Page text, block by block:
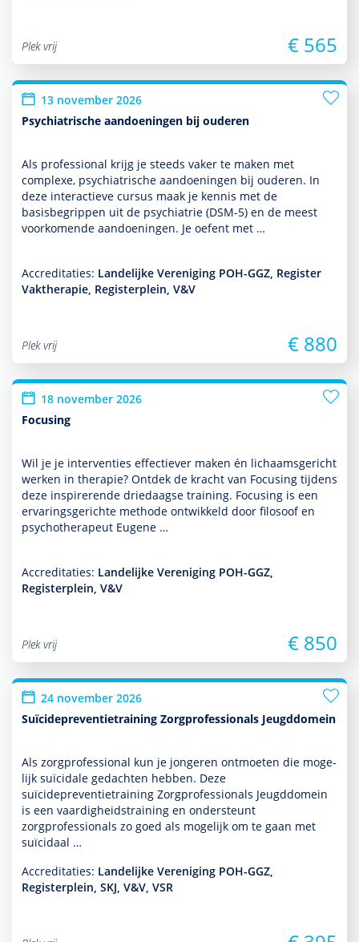
Plek vrij € 565
13 november 2026
Psychiatrische aandoeningen bij ouderen
Als professional krijg je steeds vaker te maken met
complexe, psychia­trische aan­doeningen bij ouderen. In
deze interactieve cursus maak je kennis met de
basisbegrippen uit de psychia­trie (DSM-5) en de meest
voor­komende aan­doeningen. Je oefent met …
Accreditaties: Landelijke Vereniging POH-GGZ, Register
Vaktherapie, Registerplein, V&V
Plek vrij € 880
18 november 2026
Focusing
Wil je je inter­venties effectiever maken én lichaamsgericht
werken in thera­pie? Ontdek de kracht van Focusing tijdens
deze inspirerende driedaagse training. Focusing is een
ervaringsgerichte methode ontwik­keld door filosoof en
psycho­thera­peut Eugene …
Accreditaties: Landelijke Vereniging POH-GGZ,
Registerplein, V&V
Plek vrij € 850
24 november 2026
Suïcidepreventietraining Zorgprofessionals Jeugddomein
Als zorgprofessional kun je jongeren ontmoeten die moge­
lijk suïcidale gedachten hebben. Deze
suïcidepreventietraining Zorgprofessionals Jeugddomein
is een vaar­dig­heidstraining en onder­steunt
zorgprofessionals zo goed als moge­lijk om te gaan met
suïcidaal …
Accreditaties: Landelijke Vereniging POH-GGZ,
Registerplein, SKJ, V&V, VSR